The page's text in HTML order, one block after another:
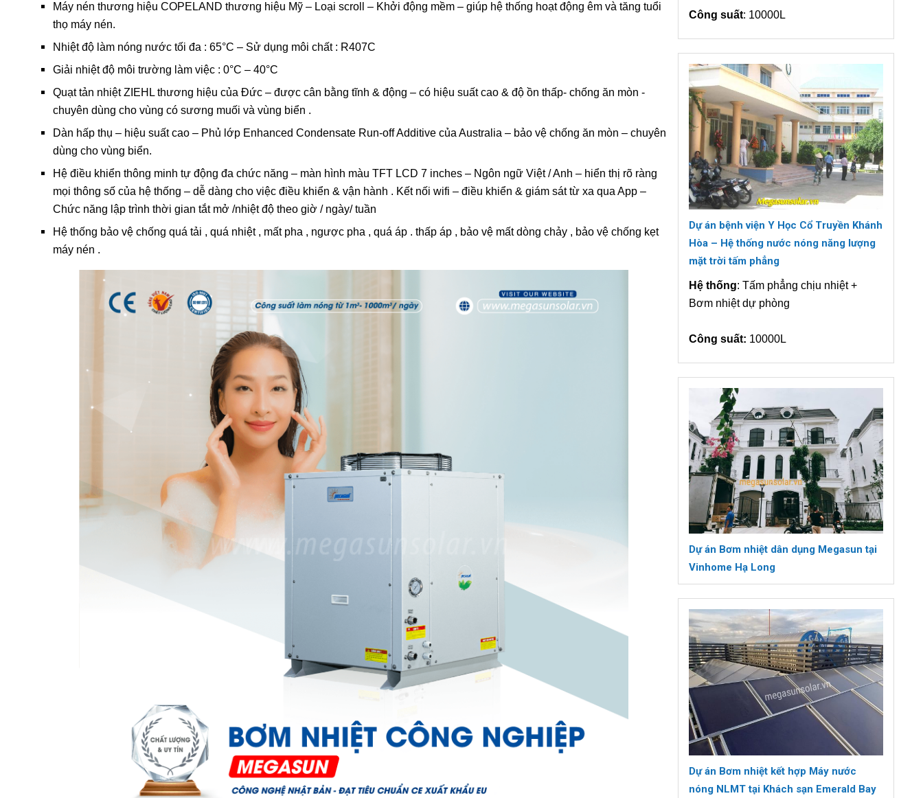
Máy nén thương hiệu COPELAND thương hiệu Mỹ – Loại scroll – Khởi động mềm – giúp hệ thống hoạt động êm và tăng tuổi
thọ máy nén.
Nhiệt độ làm nóng nước tối đa : 65°C – Sử dụng môi chất : R407C
Giải nhiệt độ môi trường làm việc : 0°C – 40°C
Quạt tản nhiệt ZIEHL thương hiệu của Đức – được cân bằng tĩnh & động – có hiệu suất cao & độ ồn thấp- chống ăn mòn -
chuyên dùng cho vùng có sương muối và vùng biển .
Dàn hấp thụ – hiệu suất cao – Phủ lớp Enhanced Condensate Run‐off Additive của Australia – bảo vệ chống ăn mòn – chuyên
dùng cho vùng biển.
Hệ điều khiển thông minh tự động đa chức năng – màn hình màu TFT LCD 7 inches – Ngôn ngữ Việt / Anh – hiển thị rõ ràng
mọi thông số của hệ thống – dễ dàng cho việc điều khiển & vận hành . Kết nối wifi – điều khiển & giám sát từ xa qua App –
Chức năng lập trình thời gian tắt mở /nhiệt độ theo giờ / ngày/ tuần
Hệ thống bảo vệ chống quá tải , quá nhiệt , mất pha , ngược pha , quá áp . thấp áp , bảo vệ mất dòng chảy , bảo vệ chống kẹt
máy nén .
Công suất: 10000L
Dự án bệnh viện Y Học Cổ Truyền Khánh
Hòa – Hệ thống nước nóng năng lượng
mặt trời tấm phẳng
Hệ thống: Tấm phẳng chịu nhiệt +
Bơm nhiệt dự phòng
Công suất: 10000L
Dự án Bơm nhiệt dân dụng Megasun tại
Vinhome Hạ Long
Dự án Bơm nhiệt kết hợp Máy nước
nóng NLMT tại Khách sạn Emerald Bay